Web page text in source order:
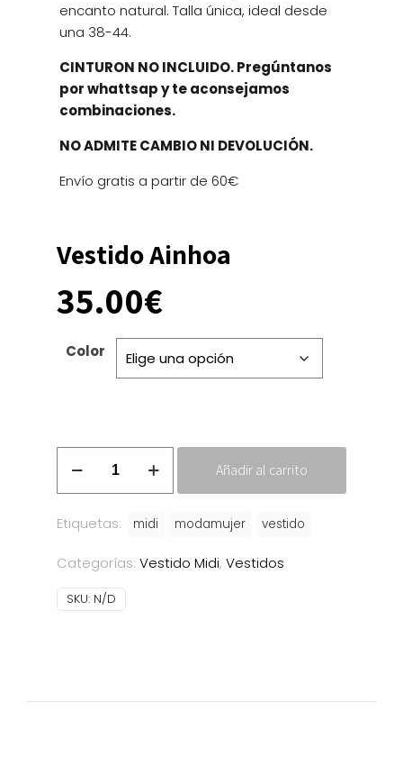
encanto natural. Talla única, ideal desde
una 38-44.
CINTURON NO INCLUIDO. Pregúntanos
por whattsap y te aconsejamos
combinaciones.
NO ADMITE CAMBIO NI DEVOLUCIÓN.
Envío gratis a partir de 60€
Vestido Ainhoa
35.00€
Color
cantidad
Añadir al carrito
Etiquetas: midi modamujer vestido
Categorías: Vestido Midi, Vestidos
SKU: N/D